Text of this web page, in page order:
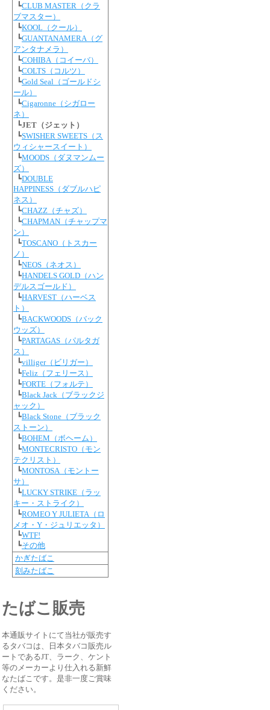
┗CLUB MASTER（クラ
ブマスター）
┗KOOL（クール）
┗GUANTANAMERA（グ
アンタナメラ）
┗COHIBA（コイーバ）
┗COLTS（コルツ）
┗Gold Seal（ゴールドシ
ール）
┗Cigaronne（シガロー
ネ）
┗JET（ジェット）
┗SWISHER SWEETS（ス
ウィシャースイート）
┗MOODS（ダヌマンムー
ズ）
┗DOUBLE
HAPPINESS（ダブルハピ
ネス）
┗CHAZZ（チャズ）
┗CHAPMAN（チャップマ
ン）
┗TOSCANO（トスカー
ノ）
┗NEOS（ネオス）
┗HANDELS GOLD（ハン
デルスゴールド）
┗HARVEST（ハーベス
ト）
┗BACKWOODS（バック
ウッズ）
┗PARTAGAS（パルタガ
ス）
┗villiger（ビリガー）
┗Feliz（フェリース）
┗FORTE（フォルテ）
┗Black Jack（ブラックジ
ャック）
┗Black Stone（ブラック
ストーン）
┗BOHEM（ボヘーム）
┗MONTECRISTO（モン
テクリスト）
┗MONTOSA（モントー
サ）
┗LUCKY STRIKE（ラッ
キー・ストライク）
┗ROMEO Y JULIETA（ロ
メオ・Y・ジュリエッタ）
┗WTF!
┗その他
かぎたばこ
刻みたばこ
たばこ販売
本通販サイトにて当社が販売す
るタバコは、日本タバコ販売ル
ートであるJT、ラーク、ケント
等のメーカーより仕入れる新鮮
なたばこです。是非一度ご賞味
ください。